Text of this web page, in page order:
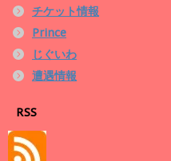
チケット情報
Prince
じぐいわ
遭遇情報
RSS